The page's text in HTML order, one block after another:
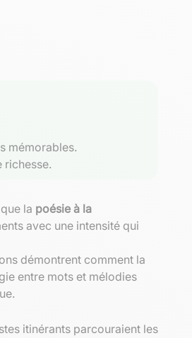
mémorables.
richesse.
la poésie à la
avec une intensité qui
démontrent comment la
entre mots et mélodies
itinérants parcouraient les